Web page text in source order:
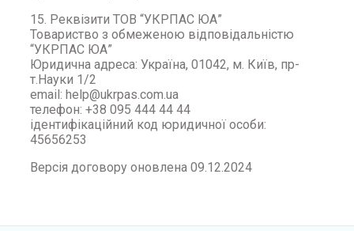
15. Реквізити ТОВ “УКРПАС ЮА”
Товариство з обмеженою відповідальністю
“УКРПАС ЮА”
Юридична адреса: Україна, 01042, м. Київ, пр-
т.Науки 1/2
email: help@ukrpas.com.ua
телефон: +38 095 444 44 44
ідентифікаційний код юридичної особи:
45656253
Версія договору оновлена 09.12.2024